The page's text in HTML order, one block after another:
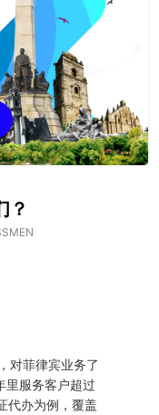
？
对菲律宾业务了
里服务客户超过
代办为例，覆盖